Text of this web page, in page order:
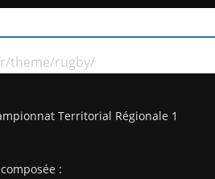
theme/rugby/
Territorial Régionale 1
: